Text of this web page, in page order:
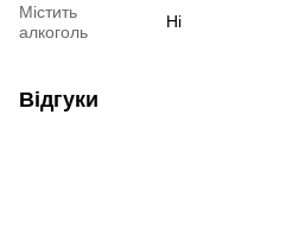
Містить
алкоголь
Ні
Відгуки